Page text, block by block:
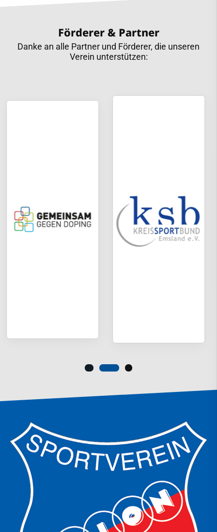
Förderer & Partner
Danke an alle Partner und Förderer, die unseren
Verein unterstützen: